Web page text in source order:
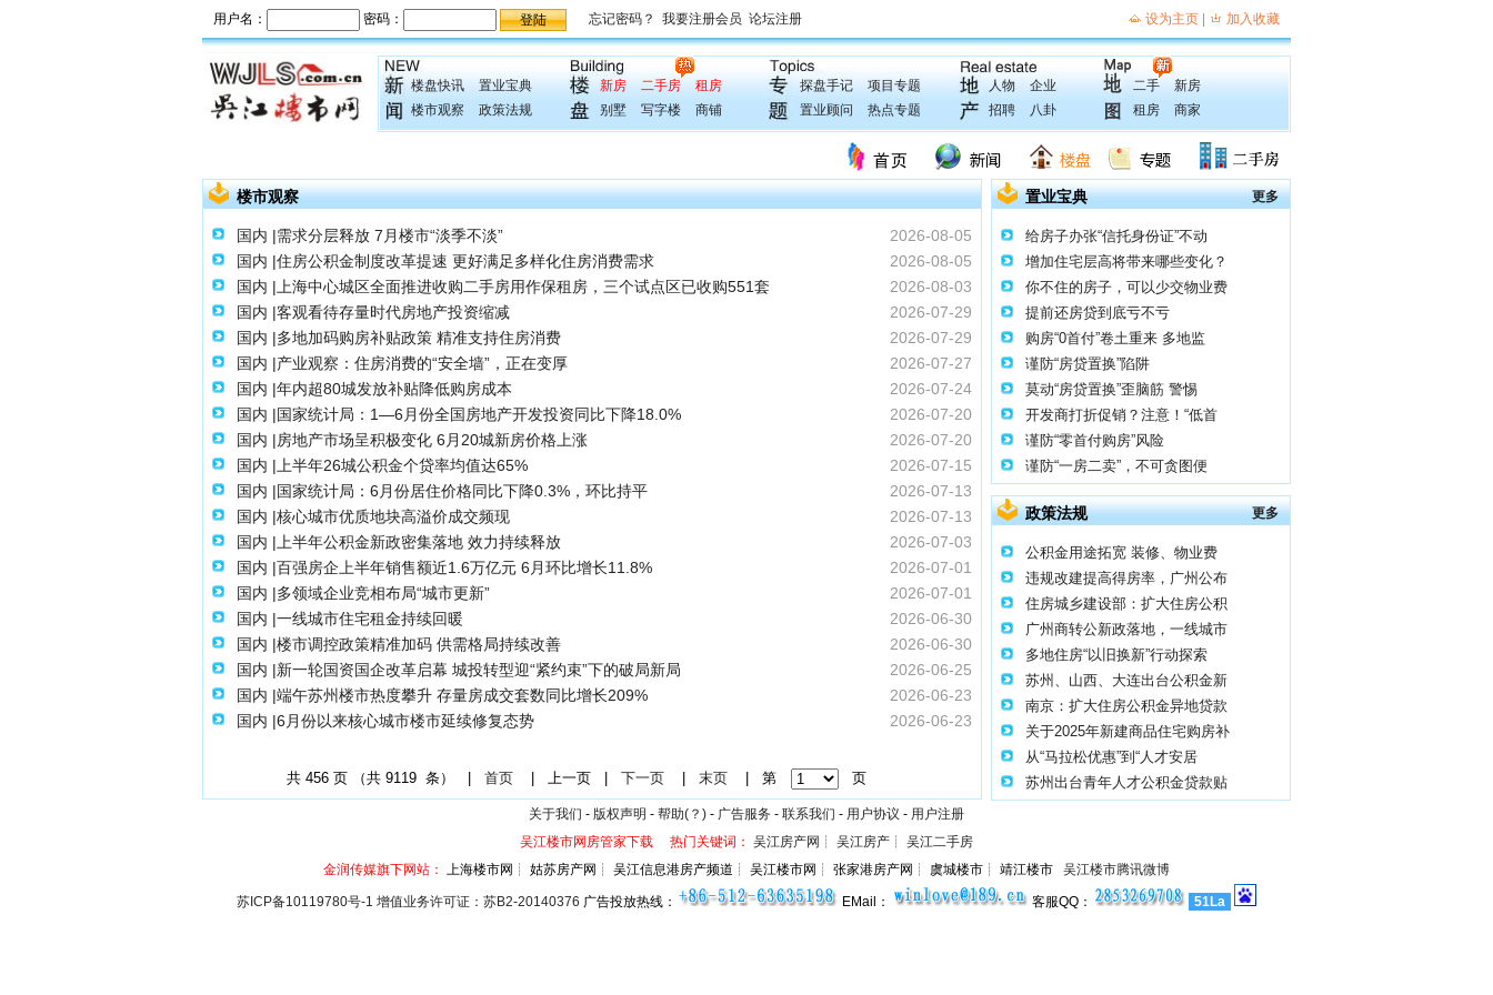
楼盘快讯
置业宝典
楼市观察
政策法规
新房 二手房
租房
别墅
写字楼 商铺
探盘手记
项目专题
置业顾问
热点专题
人物
企业
招聘
八卦
二手
新房
租房
商家
楼市观察
国内 |需求分层释放 7月楼市“淡季不淡”
2026-08-05
国内 |住房公积金制度改革提速 更好满足多样化住房消费需求
2026-08-05
国内 |上海中心城区全面推进收购二手房用作保租房，三个试点区已收购551套
2026-08-03
国内 |客观看待存量时代房地产投资缩减
2026-07-29
国内 |多地加码购房补贴政策 精准支持住房消费
2026-07-29
国内 |产业观察：住房消费的“安全墙”，正在变厚
2026-07-27
国内 |年内超80城发放补贴降低购房成本
2026-07-24
国内 |国家统计局：1—6月份全国房地产开发投资同比下降18.0%
2026-07-20
国内 |房地产市场呈积极变化 6月20城新房价格上涨
2026-07-20
国内 |上半年26城公积金个贷率均值达65%
2026-07-15
国内 |国家统计局：6月份居住价格同比下降0.3%，环比持平
2026-07-13
国内 |核心城市优质地块高溢价成交频现
2026-07-13
国内 |上半年公积金新政密集落地 效力持续释放
2026-07-03
国内 |百强房企上半年销售额近1.6万亿元 6月环比增长11.8%
2026-07-01
国内 |多领域企业竞相布局“城市更新”
2026-07-01
国内 |一线城市住宅租金持续回暖
2026-06-30
国内 |楼市调控政策精准加码 供需格局持续改善
2026-06-30
国内 |新一轮国资国企改革启幕 城投转型迎“紧约束”下的破局新局
2026-06-25
国内 |端午苏州楼市热度攀升 存量房成交套数同比增长209%
2026-06-23
国内 |6月份以来核心城市楼市延续修复态势
2026-06-23
共 456 页 （共 9119 条） | 首页 上一页 下一页 末页 | 第 页
置业宝典 更多
给房子办张“信托身份证”不动
增加住宅层高将带来哪些变化？
你不住的房子，可以少交物业费
提前还房贷到底亏不亏
购房“0首付”卷土重来 多地监
谨防“房贷置换”陷阱
莫动“房贷置换”歪脑筋 警惕
开发商打折促销？注意！“低首
谨防“零首付购房”风险
谨防“一房二卖”，不可贪图便
政策法规 更多
公积金用途拓宽 装修、物业费
违规改建提高得房率，广州公布
住房城乡建设部：扩大住房公积
广州商转公新政落地，一线城市
多地住房“以旧换新”行动探索
苏州、山西、大连出台公积金新
南京：扩大住房公积金异地贷款
关于2025年新建商品住宅购房补
从“马拉松优惠”到“人才安居
苏州出台青年人才公积金贷款贴
关于我们 - 版权声明 - 帮助(？) - 广告服务 - 联系我们 - 用户协议 - 用户注册
吴江楼市网房管家下载
热门关键词： 吴江房产网 ┊ 吴江房产 ┊ 吴江二手房
金润传媒旗下网站： 上海楼市网┊ 姑苏房产网┊ 吴江信息港房产频道┊ 吴江楼市网┊ 张家港房产网┊ 虞城楼市┊ 靖江楼市 吴江楼市腾讯微博
苏ICP备10119780号-1 增值业务许可证：苏B2-20140376 广告投放热线： EMail： 客服QQ： 51La